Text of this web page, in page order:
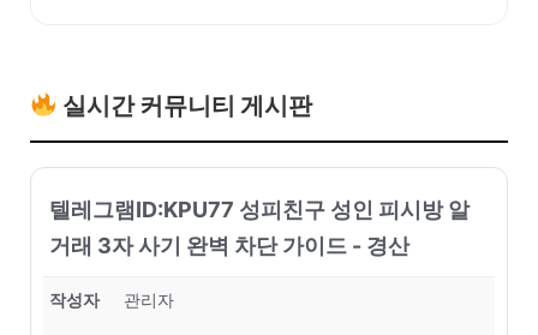
실시간 커뮤니티 게시판
텔레그램ID:KPU77 성피친구 성인 피시방 알
거래 3자 사기 완벽 차단 가이드 - 경산
작성자 관리자